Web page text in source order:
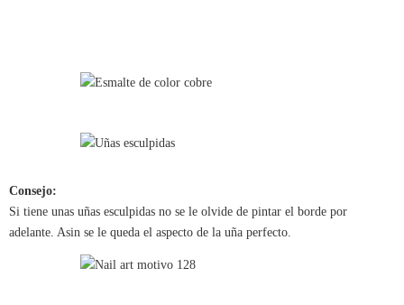
Consejo:
Si tiene unas uñas esculpidas no se le olvide de pintar el borde por
adelante. Asin se le queda el aspecto de la uña perfecto.